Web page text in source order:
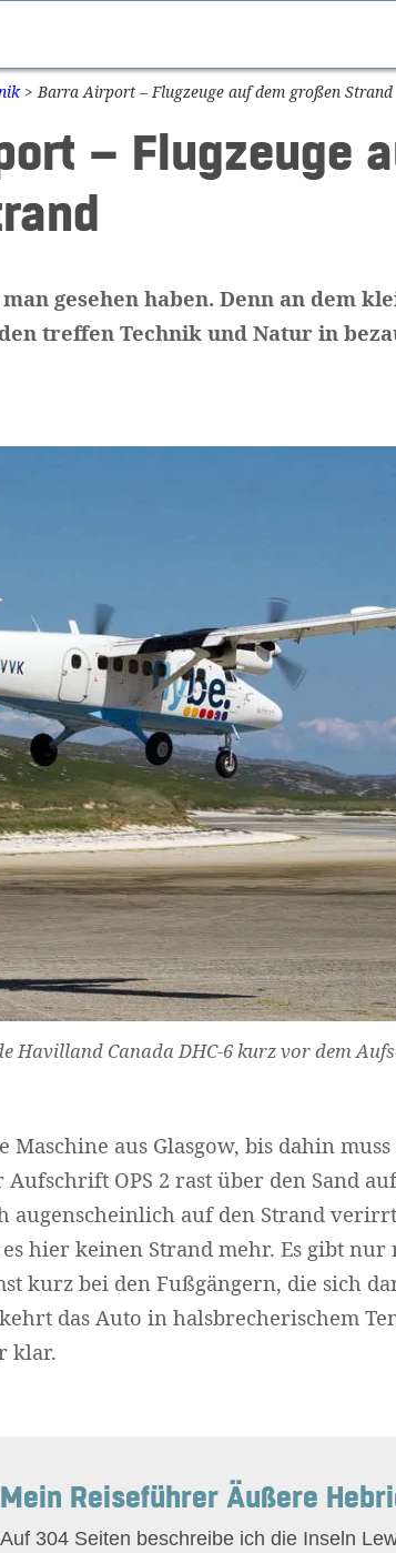
>Barra Airport – Flugzeuge auf dem großen Strand
– Flugzeuge
gesehen haben. Denn an dem
treffen Technik und Natur in
Havilland Canada DHC-6 kurz vor dem
Maschine aus Glasgow, bis dahin
OPS 2 rast über den Sand
augenscheinlich auf den Strand
hier keinen Strand mehr. Es gibt nur
kurz bei den Fußgängern, die sich
das Auto in halsbrecherischem
klar.
Mein Reiseführer Äußere
Auf 304 Seiten beschreibe ich die Inseln